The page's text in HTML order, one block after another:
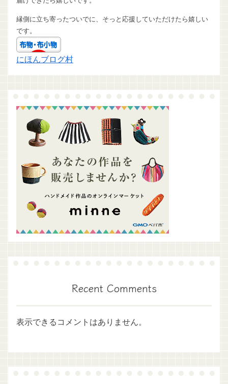
縁側に立ち寄ったついでに、そっと応援していただけたら嬉しい
です。
にほんブログ村
Recent Comments
表示できるコメントはありません。